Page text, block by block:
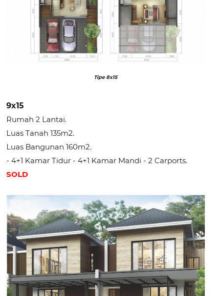
Tipe 8x15
9x15
Rumah 2 Lantai.
Luas Tanah 135m2.
Luas Bangunan 160m2.
- 4+1 Kamar Tidur - 4+1 Kamar Mandi - 2 Carports.
SOLD